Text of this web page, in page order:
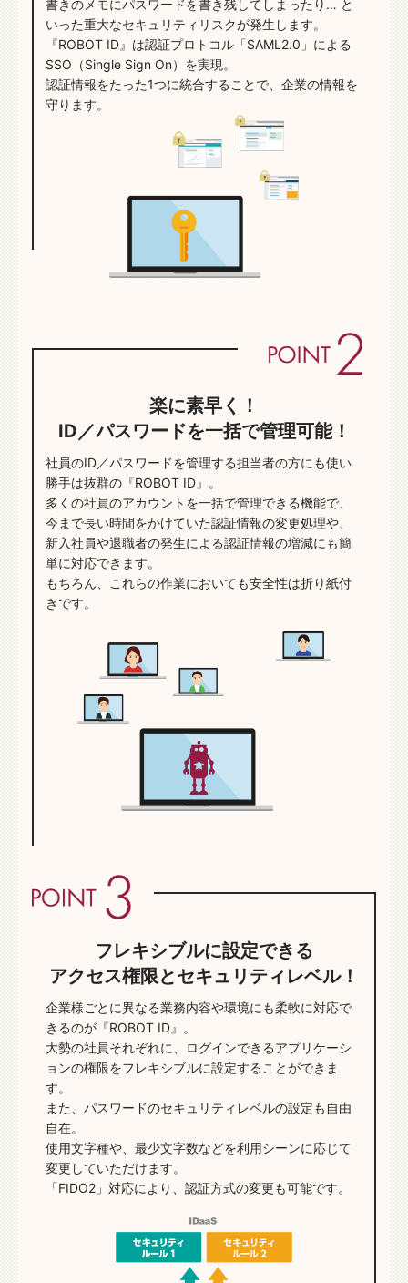
書きのメモにパスワードを書き残してしまったり… と
いった重大なセキュリティリスクが発生します。
『ROBOT ID』は認証プロトコル「SAML2.0」による
SSO（Single Sign On）を実現。
認証情報をたった1つに統合することで、企業の情報を
守ります。
楽に素早く！
ID／パスワードを一括で管理可能！
社員のID／パスワードを管理する担当者の方にも使い
勝手は抜群の『ROBOT ID』。
多くの社員のアカウントを一括で管理できる機能で、
今まで長い時間をかけていた認証情報の変更処理や、
新入社員や退職者の発生による認証情報の増減にも簡
単に対応できます。
もちろん、これらの作業においても安全性は折り紙付
きです。
フレキシブルに設定できる
アクセス権限とセキュリティレベル！
企業様ごとに異なる業務内容や環境にも柔軟に対応で
きるのが『ROBOT ID』。
大勢の社員それぞれに、ログインできるアプリケーシ
ョンの権限をフレキシブルに設定することができま
す。
また、パスワードのセキュリティレベルの設定も自由
自在。
使用文字種や、最少文字数などを利用シーンに応じて
変更していただけます。
「FIDO2」対応により、認証方式の変更も可能です。